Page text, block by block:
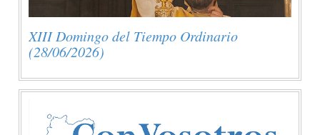
XIII Domingo del Tiempo Ordinario
(28/06/2026)